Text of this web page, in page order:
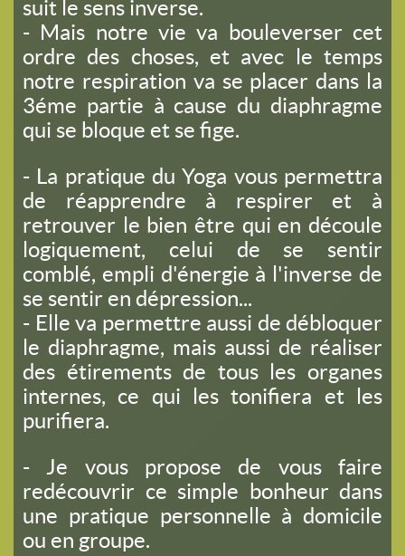
suit le sens inverse.
- Mais notre vie va bouleverser cet
ordre des choses, et avec le temps
notre respiration va se placer dans la
3éme partie à cause du diaphragme
qui se bloque et se fige.
- La pratique du Yoga vous permettra
de réapprendre à respirer et à
retrouver le bien être qui en découle
logiquement, celui de se sentir
comblé, empli d'énergie à l'inverse de
se sentir en dépression...
- Elle va permettre aussi de débloquer
le diaphragme, mais aussi de réaliser
des étirements de tous les organes
internes, ce qui les tonifiera et les
purifiera.
- Je vous propose de vous faire
redécouvrir ce simple bonheur dans
une pratique personnelle à domicile
ou en groupe.